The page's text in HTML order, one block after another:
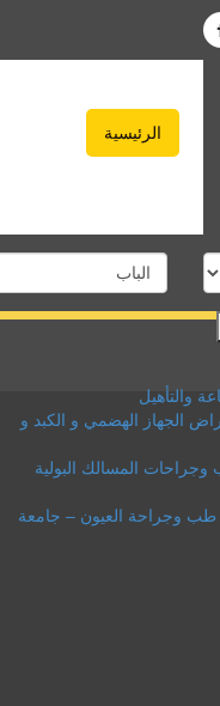
الرئيسية
والتأهيل
الجهاز الهضمي و الكبد و
المسالك البولية
وجراحة العيون – جامعة